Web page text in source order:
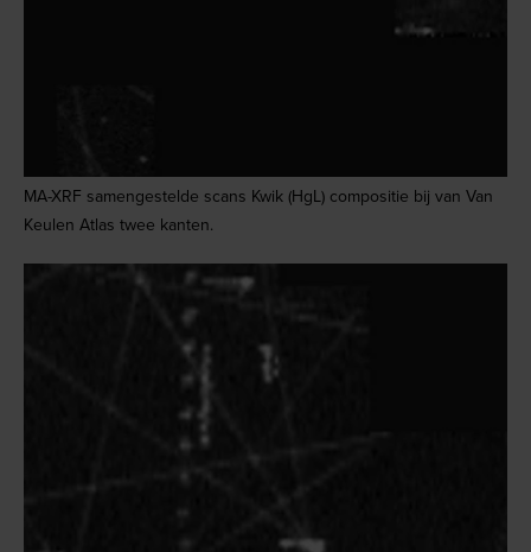
MA-XRF samengestelde scans Kwik (HgL) compositie bij van Van
Keulen Atlas twee kanten.